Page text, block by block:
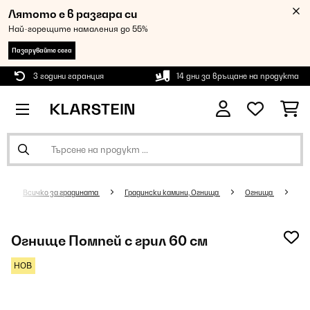
Лятото е в разгара си
Най-горещите намаления до 55%
Пазарувайте сега
3 години гаранция 14 дни за връщане на продукта
Всичко за градината Градински камини, Огнища Огнища
Огнище Помпей с грил 60 см
НОВ